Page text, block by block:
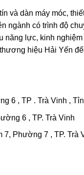
và dàn máy móc,
ngành có trình độ
năng lực, kinh
hiệu Hải Yến
6 , TP . Trà Vinh ,
6 , TP. Trà Vinh
7, Phường 7 , TP. Trà